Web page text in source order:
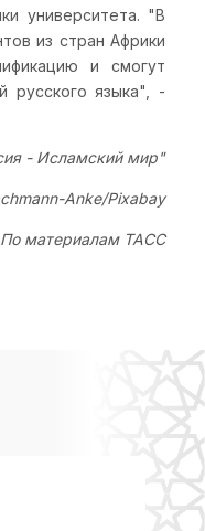
университета. "В
из стран Африки
и смогут
русского языка", -
- Исламский мир"
Anke/Pixabay
По материалам ТАСС